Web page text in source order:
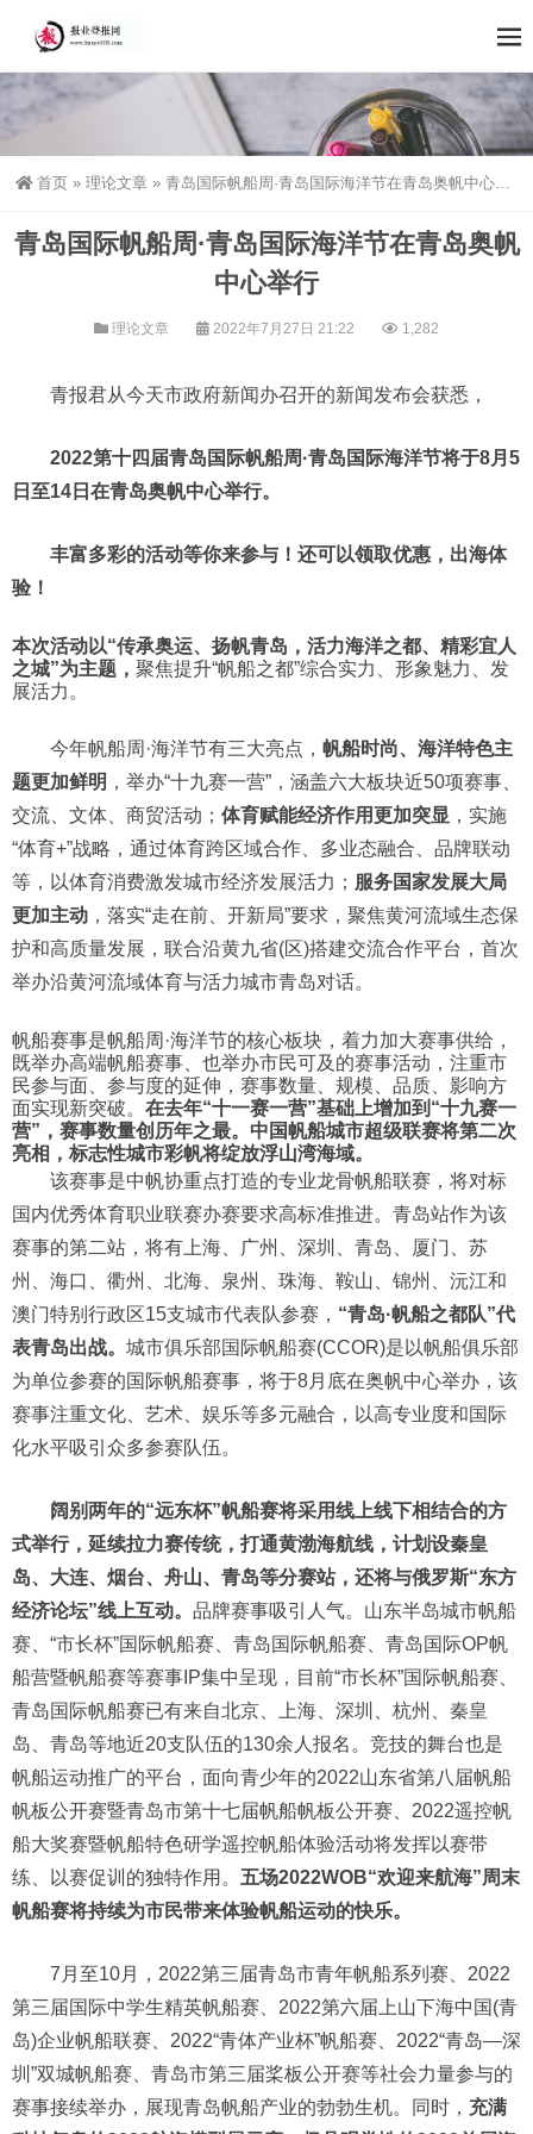
首页 » 理论文章 » 青岛国际帆船周·青岛国际海洋节在青岛奥帆中心举行
青岛国际帆船周·青岛国际海洋节在青岛奥帆
中心举行
理论文章 2022年7月27日 21:22 1,282
青报君从今天市政府新闻办召开的新闻发布会获悉，
2022第十四届青岛国际帆船周·青岛国际海洋节将于8月5
日至14日 在青岛奥帆中心举行。
丰富多彩的活动等你来参与！ 还可以领取优惠， 出海体
验！
本次活动以“传承奥运、扬帆青岛，活力海洋之都、精彩宜人
之城”为主题， 聚焦提升“帆船之都”综合实力、形象魅力、发
展活力。
今年帆船周·海洋节有三大亮点， 帆船时尚、海洋特色主
题更加鲜明 ，举办“十九赛一营”，涵盖六大板块近50项赛事、
交流、文体、商贸活动； 体育赋能经济作用更加突显 ，实施
“体育+”战略，通过体育跨区域合作、多业态融合、品牌联动
等，以体育消费激发城市经济发展活力； 服务国家发展大局
更加主动 ，落实“走在前、开新局”要求，聚焦黄河流域生态保
护和高质量发展，联合沿黄九省(区)搭建交流合作平台，首次
举办沿黄河流域体育与活力城市青岛对话。
帆船赛事是帆船周·海洋节的核心板块，着力加大赛事供给，
既举办高端帆船赛事、也举办市民可及的赛事活动，注重市
民参与面、参与度的延伸，赛事数量、规模、品质、影响方
面实现新突破。 在去年“十一赛一营”基础上增加到“十九赛一
营”，赛事数量创历年之最。中国帆船城市超级联赛将第二次
亮相，标志性城市彩帆将绽放浮山湾海域。
该赛事是中帆协重点打造的专业龙骨帆船联赛，将对标
国内优秀体育职业联赛办赛要求高标准推进。青岛站作为该
赛事的第二站，将有上海、广州、深圳、青岛、厦门、苏
州、海口、衢州、北海、泉州、珠海、鞍山、锦州、沅江和
澳门特别行政区15支城市代表队参赛， “青岛·帆船之都队”代
表青岛出战。 城市俱乐部国际帆船赛(CCOR)是以帆船俱乐部
为单位参赛的国际帆船赛事，将于8月底在奥帆中心举办，该
赛事注重文化、艺术、娱乐等多元融合，以高专业度和国际
化水平吸引众多参赛队伍。
阔别两年的“远东杯”帆船赛将采用线上线下相结合的方
式举行，延续拉力赛传统，打通黄渤海航线，计划设秦皇
岛、大连、烟台、舟山、青岛等分赛站，还将与俄罗斯“东方
经济论坛”线上互动。 品牌赛事吸引人气。山东半岛城市帆船
赛、“市长杯”国际帆船赛、青岛国际帆船赛、青岛国际OP帆
船营暨帆船赛等赛事IP集中呈现，目前“市长杯”国际帆船赛、
青岛国际帆船赛已有来自北京、上海、深圳、杭州、秦皇
岛、青岛等地近20支队伍的130余人报名。竞技的舞台也是
帆船运动推广的平台，面向青少年的2022山东省第八届帆船
帆板公开赛暨青岛市第十七届帆船帆板公开赛、2022遥控帆
船大奖赛暨帆船特色研学遥控帆船体验活动将发挥以赛带
练、以赛促训的独特作用。 五场2022WOB“欢迎来航海”周末
帆船赛将持续为市民带来体验帆船运动的快乐。
7月至10月，2022第三届青岛市青年帆船系列赛、2022
第三届国际中学生精英帆船赛、2022第六届上山下海中国(青
岛)企业帆船联赛、2022“青体产业杯”帆船赛、2022“青岛—深
圳”双城帆船赛、青岛市第三届桨板公开赛等社会力量参与的
赛事接续举办，展现青岛帆船产业的勃勃生机。同时， 充满